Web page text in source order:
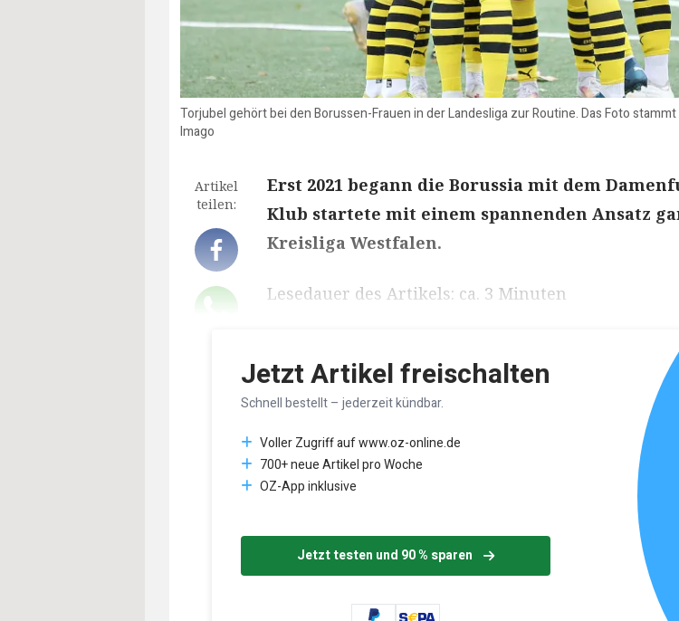
Torjubel gehört bei den Borussen-Frauen in der Landesliga zur Routine. Das Foto
Imago
Artikel
teilen:
Erst 2021 begann die Borussia mit dem
Klub startete mit einem spannenden Ansatz
Kreisliga Westfalen.
Lesedauer des Artikels: ca. 3 Minuten
Jetzt Artikel freischalten
Schnell bestellt – jederzeit kündbar.
Voller Zugriff auf www.oz-online.de
700+ neue Artikel pro Woche
OZ-App inklusive
Jetzt testen und 90 % sparen